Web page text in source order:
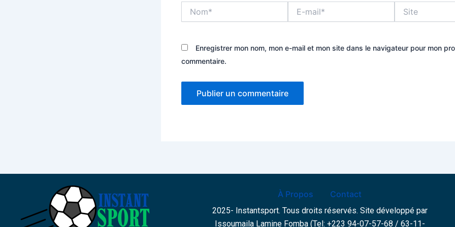
mail*
Enregistrer mon nom, mon e-mail et mon site dans le navigateur pour mon
commentaire.
À Propos Contact
2025- Instantsport. Tous droits réservés. Site développé par
Issoumaila Lamine Fomba (Tel: +223 94-07-57-68 / 63-11-